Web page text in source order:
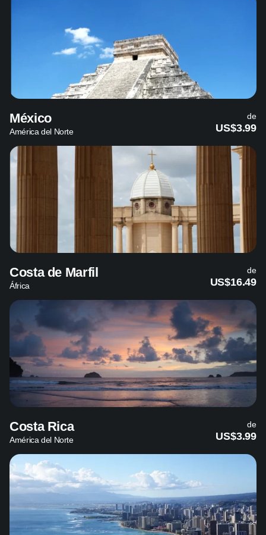
México
América del Norte
de
US$3.99
Costa de Marfil
África
de
US$16.49
Costa Rica
América del Norte
de
US$3.99